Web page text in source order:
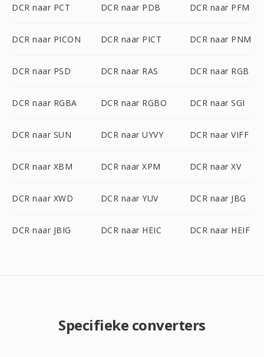
DCR naar PCT DCR naar PDB DCR naar PFM
DCR naar PICON DCR naar PICT DCR naar PNM
DCR naar PSD DCR naar RAS DCR naar RGB
DCR naar RGBA DCR naar RGBO DCR naar SGI
DCR naar SUN DCR naar UYVY DCR naar VIFF
DCR naar XBM DCR naar XPM DCR naar XV
DCR naar XWD DCR naar YUV DCR naar JBG
DCR naar JBIG DCR naar HEIC DCR naar HEIF
Specifieke converters